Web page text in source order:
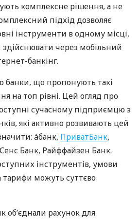
комплексне рішення, а не
підхід дозволяє
інструменти в одному місці,
через мобільний
банкінг.
банки, що пропонують такі
на топ рівні. Цей огляд про
сучасному підприємцю з
які активно розвивають цей
àбанк, ПриватБанк,
Банк, Райффайзен Банк.
інструментів, умови
тарифи можуть суттєво
об’єднали рахунок для